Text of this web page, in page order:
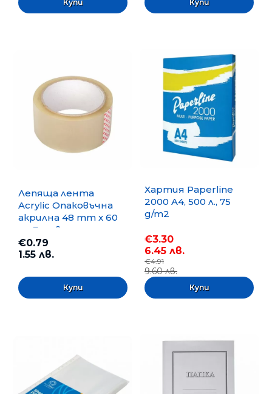
Лепяща лента
Acrylic Опаковъчна
акрилна 48 mm x 60
m, Безцветна
€0.79
1.55 лв.
Хартия Paperline
2000 A4, 500 л., 75
g/m2
€3.30
6.45 лв.
€4.91
9.60 лв.